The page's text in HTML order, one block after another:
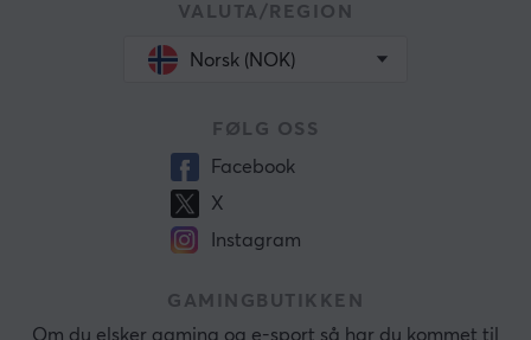
VALUTA/REGION
Norsk (NOK)
FØLG OSS
Facebook
X
Instagram
GAMINGBUTIKKEN
Om du elsker gaming og e-sport så har du kommet til